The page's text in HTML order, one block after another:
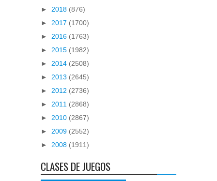
► 2018 (876)
► 2017 (1700)
► 2016 (1763)
► 2015 (1982)
► 2014 (2508)
► 2013 (2645)
► 2012 (2736)
► 2011 (2868)
► 2010 (2867)
► 2009 (2552)
► 2008 (1911)
CLASES DE JUEGOS